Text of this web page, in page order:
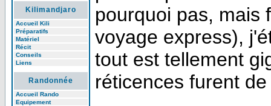
Kilimandjaro
Accueil Kili
Préparatifs
Matériel
Récit
Conseils
Liens
Randonnée
Accueil Rando
Equipement
pourquoi pas, mais
voyage express),
tout est tellement
réticences furent